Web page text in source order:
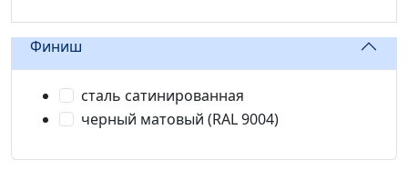
Финиш
сталь сатинированная
черный матовый (RAL 9004)